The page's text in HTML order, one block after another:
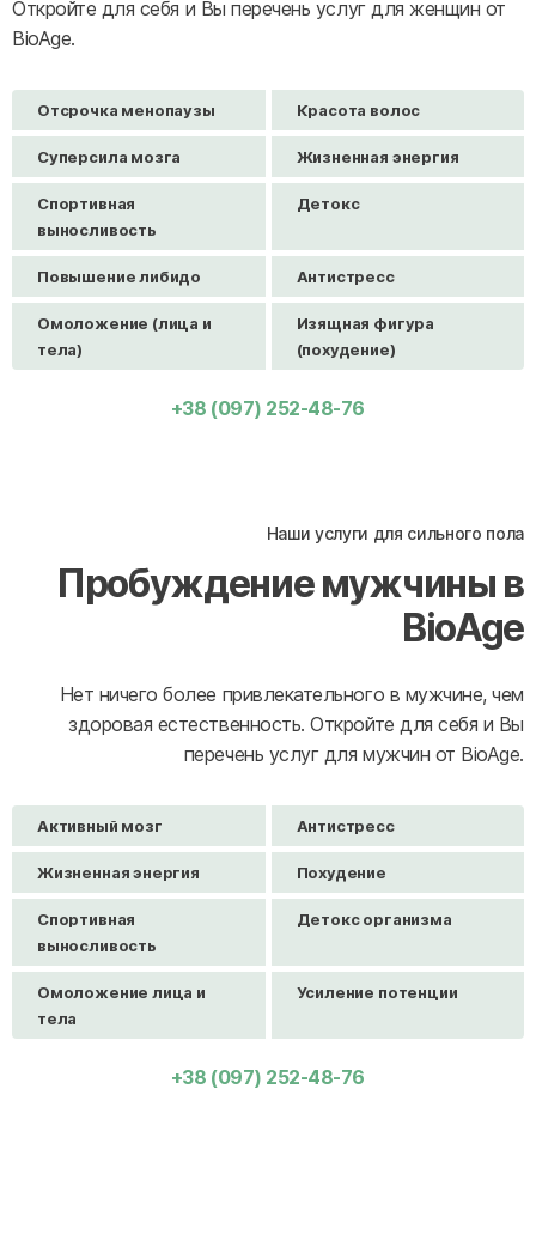
Откройте для себя и Вы перечень услуг для женщин от
BioAge.
Отсрочка менопаузы Красота волос
Суперсила мозга Жизненная энергия
Спортивная
выносливость
Детокс
Повышение либидо Антистресс
Омоложение (лица и
тела)
Изящная фигура
(похудение)
+38 (097) 252-48-76
Наши услуги для сильного пола
Пробуждение мужчины в
BioAge
Нет ничего более привлекательного в мужчине, чем
здоровая естественность. Откройте для себя и Вы
перечень услуг для мужчин от BioAge.
Активный мозг Антистресс
Жизненная энергия Похудение
Спортивная
выносливость
Детокс организма
Омоложение лица и
тела
Усиление потенции
+38 (097) 252-48-76